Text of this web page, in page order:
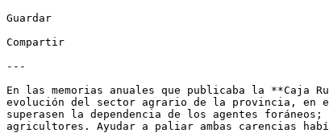
Guardar
Compartir
---
En las memorias anuales que publicaba la **Caja
evolución del sector agrario de la provincia, en
superasen la dependencia de los agentes
agricultores. Ayudar a paliar ambas carencias